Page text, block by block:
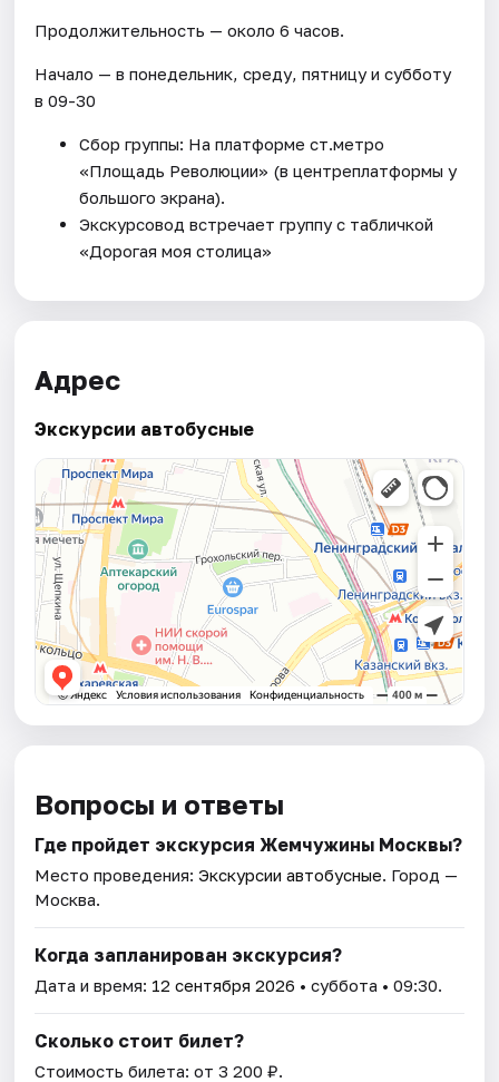
Продолжительность — около 6 часов.
Начало — в понедельник, среду, пятницу и субботу
в 09-30
Сбор группы: На платформе ст.метро
«Площадь Революции» (в центреплатформы у
большого экрана).
Экскурсовод встречает группу с табличкой
«Дорогая моя столица»
Адрес
Экскурсии автобусные
Вопросы и ответы
Где пройдет экскурсия Жемчужины Москвы?
Место проведения:Экскурсии автобусные. Город —
Москва.
Когда запланирован экскурсия?
Дата и время: 12 сентября 2026 • суббота • 09:30.
Сколько стоит билет?
Стоимость билета: от 3 200 ₽.